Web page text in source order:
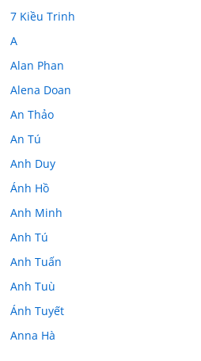
7 Kiều Trinh
A
Alan Phan
Alena Doan
An Thảo
An Tú
Anh Duy
Ánh Hồ
Anh Minh
Anh Tú
Anh Tuấn
Anh Tuù
Ánh Tuyết
Anna Hà